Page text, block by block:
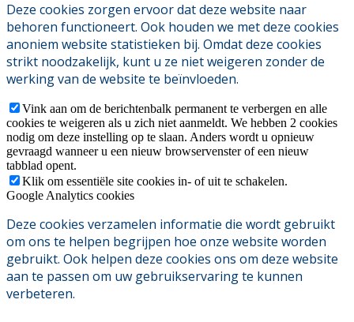
Deze cookies zorgen ervoor dat deze website naar
behoren functioneert. Ook houden we met deze cookies
anoniem website statistieken bij. Omdat deze cookies
strikt noodzakelijk, kunt u ze niet weigeren zonder de
werking van de website te beïnvloeden.
Vink aan om de berichtenbalk permanent te verbergen en alle
cookies te weigeren als u zich niet aanmeldt. We hebben 2 cookies
nodig om deze instelling op te slaan. Anders wordt u opnieuw
gevraagd wanneer u een nieuw browservenster of een nieuw
tabblad opent.
Klik om essentiële site cookies in- of uit te schakelen.
Google Analytics cookies
Deze cookies verzamelen informatie die wordt gebruikt
om ons te helpen begrijpen hoe onze website worden
gebruikt. Ook helpen deze cookies ons om deze website
aan te passen om uw gebruikservaring te kunnen
verbeteren.